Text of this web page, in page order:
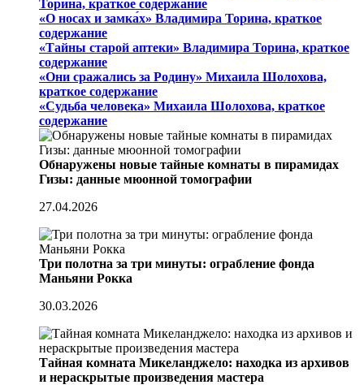
Торина, краткое содержание
«О носах и замка́х» Владимира Торина, краткое
содержание
«Тайны старой аптеки» Владимира Торина, краткое
содержание
«Они сражались за Родину» Михаила Шолохова,
краткое содержание
«Судьба человека» Михаила Шолохова, краткое
содержание
Обнаружены новые тайные комнаты в пирамидах
Гизы: данные мюонной томографии
27.04.2026
Три полотна за три минуты: ограбление фонда
Маньяни Рокка
30.03.2026
Тайная комната Микеланджело: находка из архивов
и нераскрытые произведения мастера